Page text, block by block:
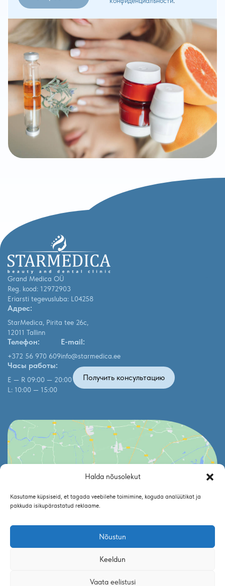
Halda nõusolekut
Kasutame küpsiseid, et tagada veebilehe toimimine, koguda analüütikat ja
pakkuda isikupärastatud reklaame.
Nõustun
Keeldun
Vaata eelistusi
Grand Medica OÜ
Reg. kood: 12972903
Eriarsti tegevusluba: L04258
Адрес:
StarMedica, Pirita tee 26c,
12011 Tallinn
Телефон:
+372 56 970 609
E-mail:
info@starmedica.ee
Часы работы:
E — R 09:00 — 20:00
L: 10:00 — 15:00
Получить консультацию
this content